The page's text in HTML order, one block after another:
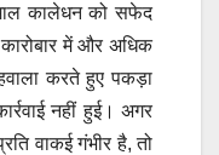
कालेधन को सफेद
में और अधिक
करते हुए पकड़ा
नहीं हुई। अगर
वाकई गंभीर है, तो